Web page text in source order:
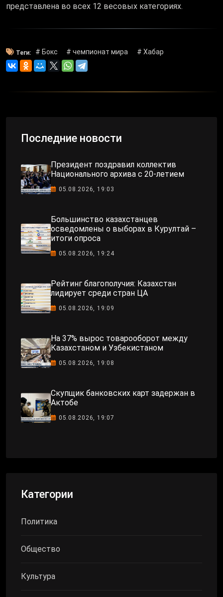
представлена во всех 12 весовых категориях.
Теги: # Бокс # чемпионат мира # Хабар
Последние новости
Президент поздравил коллектив
Национального архива с 20-летием
05.08.2026, 19:03
Большинство казахстанцев
осведомлены о выборах в Курултай –
итоги опроса
05.08.2026, 19:24
Рейтинг благополучия: Казахстан
лидирует среди стран ЦА
05.08.2026, 19:09
На 37% вырос товарооборот между
Казахстаном и Узбекистаном
05.08.2026, 19:08
Скупщик банковских карт задержан в
Актобе
05.08.2026, 19:07
Категории
Политика
Общество
Культура